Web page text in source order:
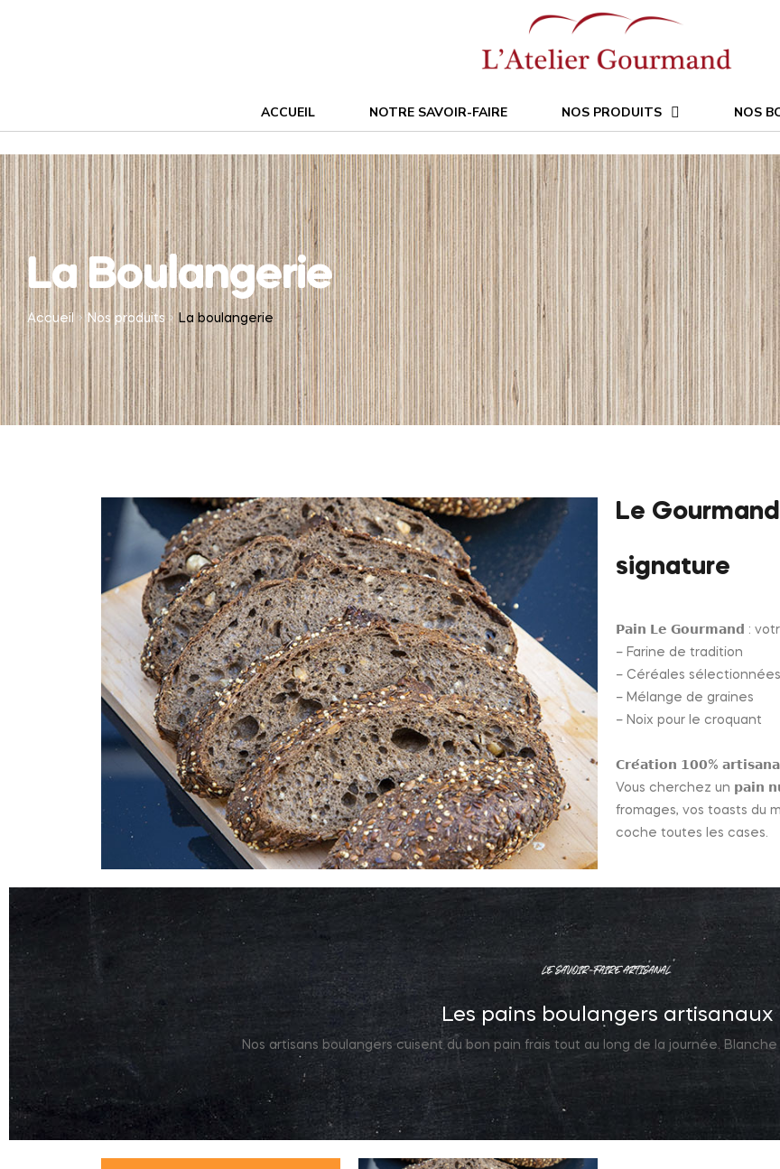
ACCUEIL NOTRE SAVOIR-FAIRE NOS PRODUITS NOS
La Boulangerie
Accueil Nos produits La boulangerie
Le
signature
𝗣𝗮𝗶𝗻 𝗟𝗲 𝗚𝗼𝘂𝗿𝗺𝗮𝗻𝗱 :
– Farine de tradition
– Céréales sélectionnées
– Mélange de graines
– Noix pour le croquant
𝗖𝗿𝗲́𝗮𝘁𝗶𝗼𝗻 𝟭𝟬𝟬%
Vous cherchez un 𝗽𝗮𝗶𝗻
fromages, vos toasts du
coche toutes les cases.
LE SAVOIR-FAIRE ARTISANAL
Les pains boulangers artisanaux
Nos artisans boulangers cuisent du bon pain frais tout au long de la journée.